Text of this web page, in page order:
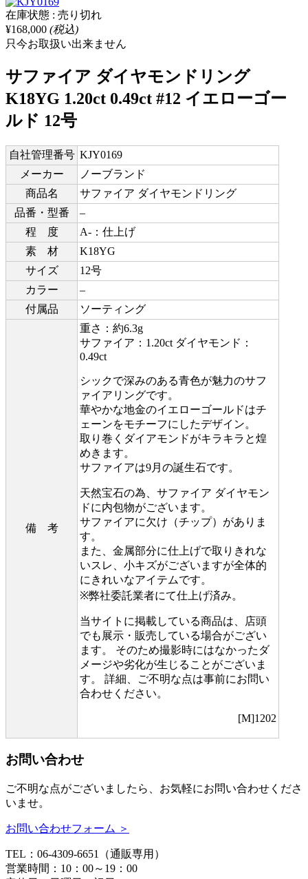
在庫状態 : 売り切れ
¥168,000 (税込)
只今お取扱い出来ません
サファイア ダイヤモンドリング
K18YG 1.20ct 0.49ct #12 イエローゴー
ルド 12号
自社管理番号 KJY0169
メーカー
ノーブランド
商品名
サファイア ダイヤモンドリング
品番・型番
–
程 度
A-：仕上げ
素 材
K18YG
サイズ
12号
カラー
–
付属品
ソーティング
備 考
重さ：約6.3g
サファイア：1.20ct ダイヤモンド：
0.49ct
シックで深みのある青色が魅力のサフ
ァイアリングです。
華やかな地金のイエローゴールドはチ
ェーンをモチーフにしたデザイン。
取り巻くダイアモンドがキラキラと煌
めきます。
サファイアは9月の誕生石です。
天然宝石の為、サファイア ダイヤモン
ドに内包物がございます。
サファイアに欠け（チップ）がありま
す。
また、金属部分に仕上げで取りきれな
いスレ、小キズがございますが全体的
にきれいなアイテムです。
※弊社委託業者にて仕上げ済み。
当サイトに掲載している商品は、店頭
でも展示・販売している場合がござい
ます。 そのため撮影時にはなかったダ
メージや劣化が生じることがございま
す。 詳細、ご不明な点は事前にお問い
合わせください。
[M]1202
お問い合わせ
ご不明な点がございましたら、お気軽にお問い合わせくださ
いませ。
お問い合わせフォーム ＞
TEL：06-4309-6651（通販専用）
営業時間：10：00～19：00